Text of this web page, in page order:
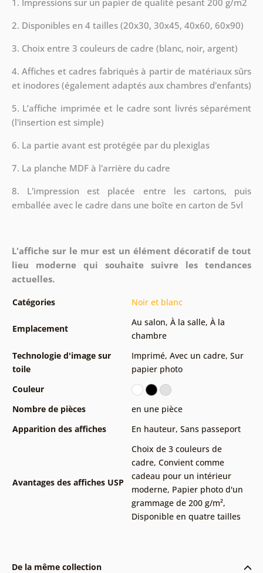
2. Disponibles en 4 tailles (20x30, 30x45, 40x60, 60x90)
3. Choix entre 3 couleurs de cadre (blanc, noir, argent)
4. Affiches et cadres fabriqués à partir de matériaux sûrs
et inodores (également adaptés aux chambres d'enfants)
5. L’affiche imprimée et le cadre sont livrés séparément
(l'insertion est simple)
6. La partie avant est protégée par du plexiglas
7. La planche MDF à l'arrière du cadre
8. L'impression est placée entre les cartons, puis
emballée avec le cadre dans une boîte en carton de 5vl
L'affiche sur le mur est un élément décoratif de tout
lieu moderne qui souhaite suivre les tendances
actuelles.
Catégories Noir et blanc
Emplacement
Au salon, À la salle, À la
chambre
Technologie d'image sur
toile
Imprimé, Avec un cadre, Sur
papier photo
Couleur
Nombre de pièces
en une pièce
Apparition des affiches
En hauteur, Sans passeport
Avantages des affiches USP
Choix de 3 couleurs de
cadre, Convient comme
cadeau pour un intérieur
moderne, Papier photo d'un
grammage de 200 g/m²,
Disponible en quatre tailles
De la même collection